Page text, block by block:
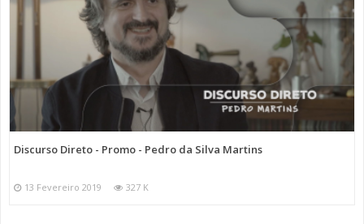
Discurso Direto - Promo - Pedro da Silva Martins
13 Fevereiro 2019 327 K